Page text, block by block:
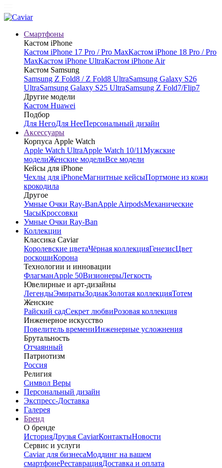
Смартфоны
Кастом iPhone
Кастом iPhone 17 Pro / Pro MaxКастом iPhone 18 Pro / Pro
MaxКастом iPhone UltraКастом iPhone Air
Кастом Samsung
Samsung Z Fold8 / Z Fold8 UltraSamsung Galaxy S26
UltraSamsung Galaxy S25 UltraSamsung Z Fold7/Flip7
Другие модели
Кастом Huawei
Подбор
Для НегоДля НееПерсональный дизайн
Аксессуары
Корпуса Apple Watch
Apple Watch UltraApple Watch 10/11Мужские
моделиЖенские моделиВсе модели
Кейсы для iPhone
Чехлы для iPhoneМагнитные кейсыПортмоне из кожи
крокодила
Другое
Умные Очки Ray-BanApple AirpodsМеханические
ЧасыКроссовки
Умные Очки Ray-Ban
Коллекции
Классика Caviar
Королевские цветаЧёрная коллекцияГенезисЦвет
роскошиКорона
Технологии и инновации
ФлагманApple 50ВизионерыЛегкость
Ювелирные и арт-дизайны
ЛегендыЭмиратыЗодиакЗолотая коллекцияТотем
Женские
Райский садСекрет любвиРозовая коллекция
Инженерное искусство
Повелитель времениИнженерные усложнения
Брутальность
Отчаянный
Патриотизм
Россия
Религия
Символ Веры
Персональный дизайн
Экспресс-Доставка
Галерея
Бренд
О бренде
ИсторияДрузья CaviarКонтактыНовости
Сервис и услуги
Caviar для бизнесаМоддинг на вашем
смартфонеРеставрацияДоставка и оплата